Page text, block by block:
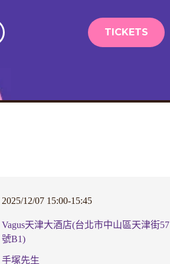
TICKETS
2025/12/07 15:00-15:45
Vagus天津大酒店(台北市中山區天津街57
號B1)
手塚先生